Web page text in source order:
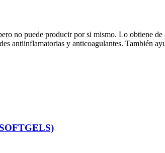
no puede producir por si mismo. Lo obtiene
antiinflamatorias y anticoagulantes. También